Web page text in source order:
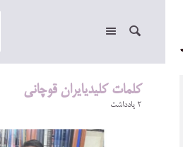
کلمات کلیدیایران قوچانی
2 یادداشت